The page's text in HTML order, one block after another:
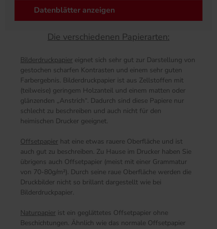
Datenblätter anzeigen
Die verschiedenen Papierarten:
Bilderdruckpapier eignet sich sehr gut zur Darstellung von
gestochen scharfen Kontrasten und einem sehr guten
Farbergebnis. Bilderdruckpapier ist aus Zellstoffen mit
(teilweise) geringem Holzanteil und einem matten oder
glänzenden „Anstrich“. Dadurch sind diese Papiere nur
schlecht zu beschreiben und auch nicht für den
heimischen Drucker geeignet.
Offsetpapier hat eine etwas rauere Oberfläche und ist
auch gut zu beschreiben. Zu Hause im Drucker haben Sie
übrigens auch Offsetpapier (meist mit einer Grammatur
von 70-80g/m²). Durch seine raue Oberfläche werden die
Druckbilder nicht so brillant dargestellt wie bei
Bilderdruckpapier.
Naturpapier ist ein geglättetes Offsetpapier ohne
Beschichtungen. Ähnlich wie das normale Offsetpapier